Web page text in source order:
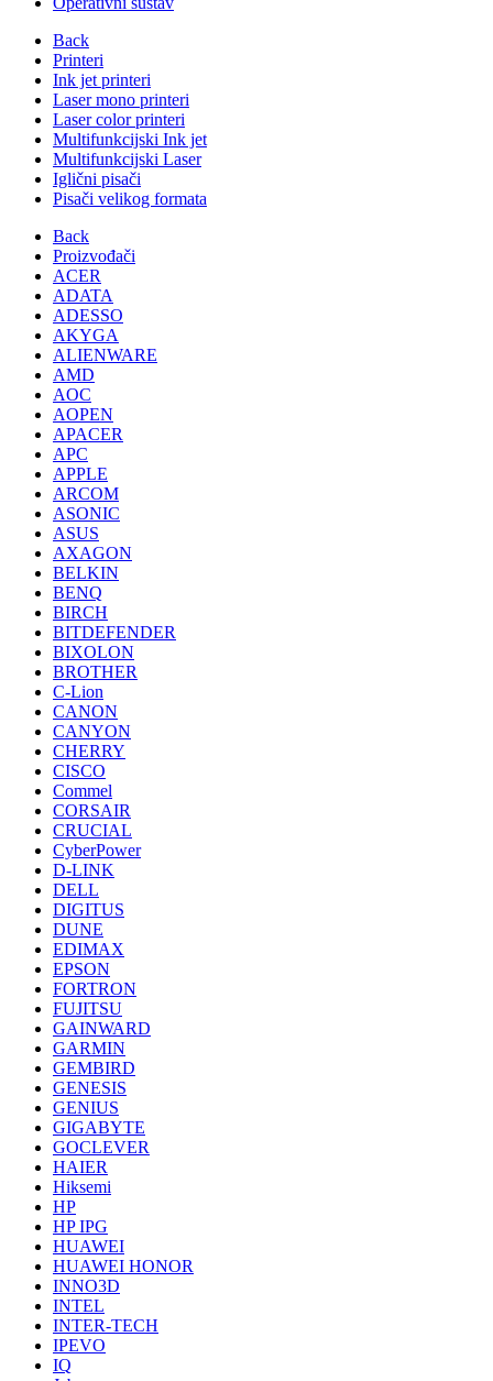
Back
Printeri
Ink jet printeri
Laser mono printeri
Laser color printeri
Multifunkcijski Ink jet
Multifunkcijski Laser
Iglični pisači
Pisači velikog formata
Back
Proizvođači
ACER
ADATA
ADESSO
AKYGA
ALIENWARE
AMD
AOC
AOPEN
APACER
APC
APPLE
ARCOM
ASONIC
ASUS
AXAGON
BELKIN
BENQ
BIRCH
BITDEFENDER
BIXOLON
BROTHER
C-Lion
CANON
CANYON
CHERRY
CISCO
Commel
CORSAIR
CRUCIAL
CyberPower
D-LINK
DELL
DIGITUS
DUNE
EDIMAX
EPSON
FORTRON
FUJITSU
GAINWARD
GARMIN
GEMBIRD
GENESIS
GENIUS
GIGABYTE
GOCLEVER
HAIER
Hiksemi
HP
HP IPG
HUAWEI
HUAWEI HONOR
INNO3D
INTEL
INTER-TECH
IPEVO
IQ